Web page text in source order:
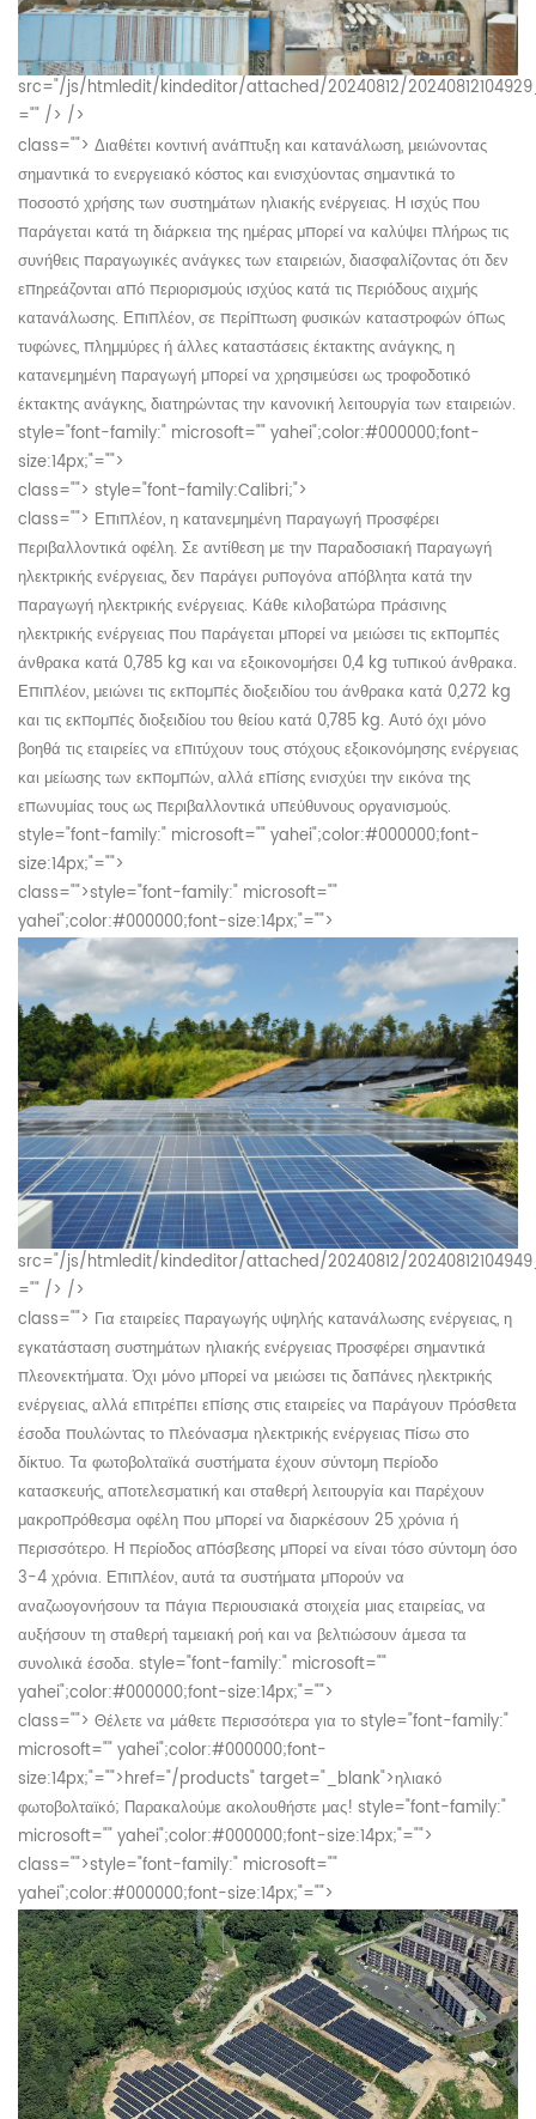
src="/js/htmledit/kindeditor/attached/20240812/
="" /> />
class=""> Διαθέτει κοντινή ανάπτυξη και κατανάλωση, μειώνοντας
σημαντικά το ενεργειακό κόστος και ενισχύοντας σημαντικά το
ποσοστό χρήσης των συστημάτων ηλιακής ενέργειας. Η ισχύς που
παράγεται κατά τη διάρκεια της ημέρας μπορεί να καλύψει πλήρως τις
συνήθεις παραγωγικές ανάγκες των εταιρειών, διασφαλίζοντας ότι δεν
επηρεάζονται από περιορισμούς ισχύος κατά τις περιόδους αιχμής
κατανάλωσης. Επιπλέον, σε περίπτωση φυσικών καταστροφών όπως
τυφώνες, πλημμύρες ή άλλες καταστάσεις έκτακτης ανάγκης, η
κατανεμημένη παραγωγή μπορεί να χρησιμεύσει ως τροφοδοτικό
έκτακτης ανάγκης, διατηρώντας την κανονική λειτουργία των εταιρειών.
style="font-family:" microsoft="" yahei";color:#000000;font-
size:14px;"="">
class=""> style="font-family:Calibri;">
class=""> Επιπλέον, η κατανεμημένη παραγωγή προσφέρει
περιβαλλοντικά οφέλη. Σε αντίθεση με την παραδοσιακή παραγωγή
ηλεκτρικής ενέργειας, δεν παράγει ρυπογόνα απόβλητα κατά την
παραγωγή ηλεκτρικής ενέργειας. Κάθε κιλοβατώρα πράσινης
ηλεκτρικής ενέργειας που παράγεται μπορεί να μειώσει τις εκπομπές
άνθρακα κατά 0,785 kg και να εξοικονομήσει 0,4 kg τυπικού άνθρακα.
Επιπλέον, μειώνει τις εκπομπές διοξειδίου του άνθρακα κατά 0,272 kg
και τις εκπομπές διοξειδίου του θείου κατά 0,785 kg. Αυτό όχι μόνο
βοηθά τις εταιρείες να επιτύχουν τους στόχους εξοικονόμησης ενέργειας
και μείωσης των εκπομπών, αλλά επίσης ενισχύει την εικόνα της
επωνυμίας τους ως περιβαλλοντικά υπεύθυνους οργανισμούς.
style="font-family:" microsoft="" yahei";color:#000000;font-
size:14px;"="">
class="">style="font-family:" microsoft=""
yahei";color:#000000;font-size:14px;"="">
src="/js/htmledit/kindeditor/attached/20240812/
="" /> />
class=""> Για εταιρείες παραγωγής υψηλής κατανάλωσης ενέργειας, η
εγκατάσταση συστημάτων ηλιακής ενέργειας προσφέρει σημαντικά
πλεονεκτήματα. Όχι μόνο μπορεί να μειώσει τις δαπάνες ηλεκτρικής
ενέργειας, αλλά επιτρέπει επίσης στις εταιρείες να παράγουν πρόσθετα
έσοδα πουλώντας το πλεόνασμα ηλεκτρικής ενέργειας πίσω στο
δίκτυο. Τα φωτοβολταϊκά συστήματα έχουν σύντομη περίοδο
κατασκευής, αποτελεσματική και σταθερή λειτουργία και παρέχουν
μακροπρόθεσμα οφέλη που μπορεί να διαρκέσουν 25 χρόνια ή
περισσότερο. Η περίοδος απόσβεσης μπορεί να είναι τόσο σύντομη όσο
3-4 χρόνια. Επιπλέον, αυτά τα συστήματα μπορούν να
αναζωογονήσουν τα πάγια περιουσιακά στοιχεία μιας εταιρείας, να
αυξήσουν τη σταθερή ταμειακή ροή και να βελτιώσουν άμεσα τα
συνολικά έσοδα. style="font-family:" microsoft=""
yahei";color:#000000;font-size:14px;"="">
class=""> Θέλετε να μάθετε περισσότερα για το style="font-family:"
microsoft="" yahei";color:#000000;font-
size:14px;"="">href="/products" target="_blank">ηλιακό
φωτοβολταϊκό; Παρακαλούμε ακολουθήστε μας! style="font-family:"
microsoft="" yahei";color:#000000;font-size:14px;"="">
class="">style="font-family:" microsoft=""
yahei";color:#000000;font-size:14px;"="">